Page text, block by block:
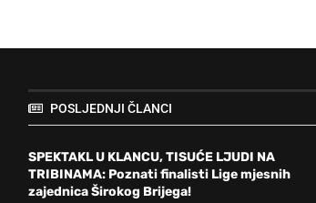
POSLJEDNJI ČLANCI
SPEKTAKL U KLANCU, TISUĆE LJUDI NA
TRIBINAMA: Poznati finalisti Lige mjesnih
zajednica Širokog Brijega!